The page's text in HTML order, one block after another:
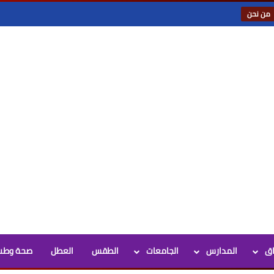
من نحن
المدارس الجامعات الطقس العطل صحة